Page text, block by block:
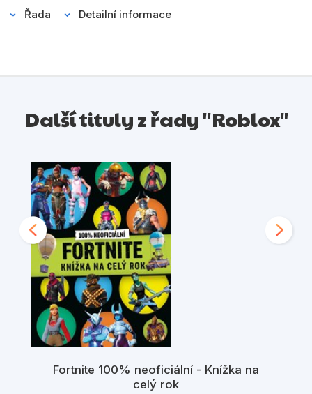
Všechny kategorie
Řada Detailní informace
Další tituly z řady "Roblox"
Fortnite 100% neoficiální - Knížka na
celý rok